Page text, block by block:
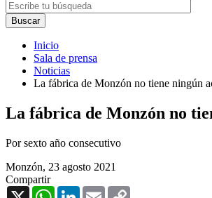
Inicio
Sala de prensa
Noticias
La fábrica de Monzón no tiene ningún
La fábrica de Monzón no
Por sexto año consecutivo
Monzón, 23 agosto 2021
Compartir
X
WhatsAppLinkedInEmail